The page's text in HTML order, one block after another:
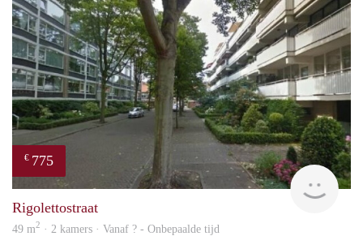
€ 775
Rigolettostraat
49 m2 · 2 kamers · Vanaf ? - Onbepaalde tijd